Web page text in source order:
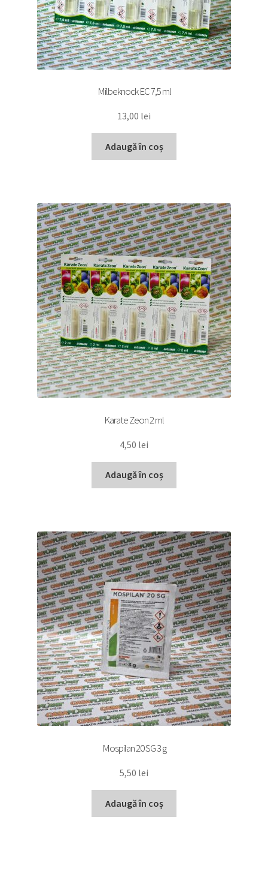
Milbeknock EC 7,5 ml
13,00 lei
Adaugă în coș
Karate Zeon 2 ml
4,50 lei
Adaugă în coș
Mospilan 20 SG 3 g
5,50 lei
Adaugă în coș